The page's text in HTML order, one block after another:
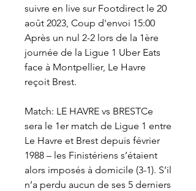
suivre en live sur Footdirect le 20
août 2023, Coup d'envoi 15:00
Après un nul 2-2 lors de la 1ère
journée de la Ligue 1 Uber Eats
face à Montpellier, Le Havre
reçoit Brest.
Match: LE HAVRE vs BRESTCe
sera le 1er match de Ligue 1 entre
Le Havre et Brest depuis février
1988 – les Finistériens s’étaient
alors imposés à domicile (3-1). S’il
n’a perdu aucun de ses 5 derniers